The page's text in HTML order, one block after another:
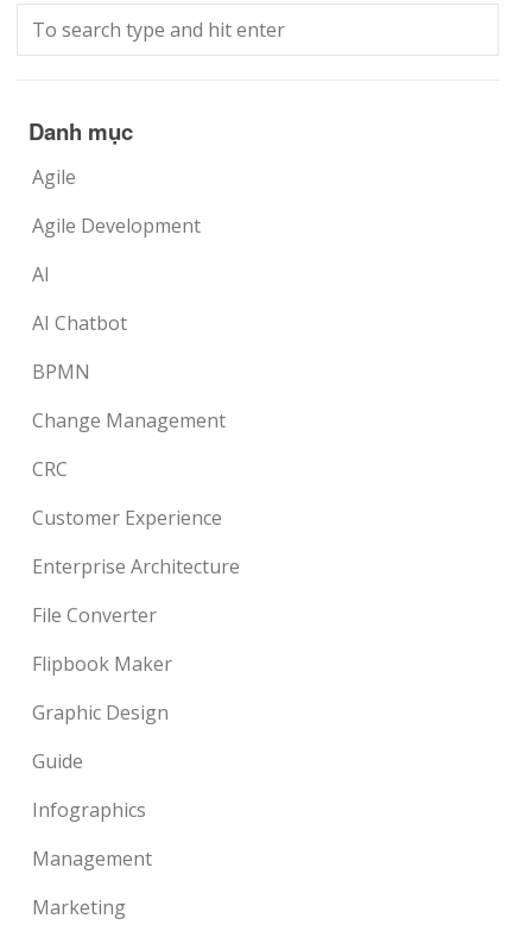
Danh mục
Agile
Agile Development
AI
AI Chatbot
BPMN
Change Management
CRC
Customer Experience
Enterprise Architecture
File Converter
Flipbook Maker
Graphic Design
Guide
Infographics
Management
Marketing